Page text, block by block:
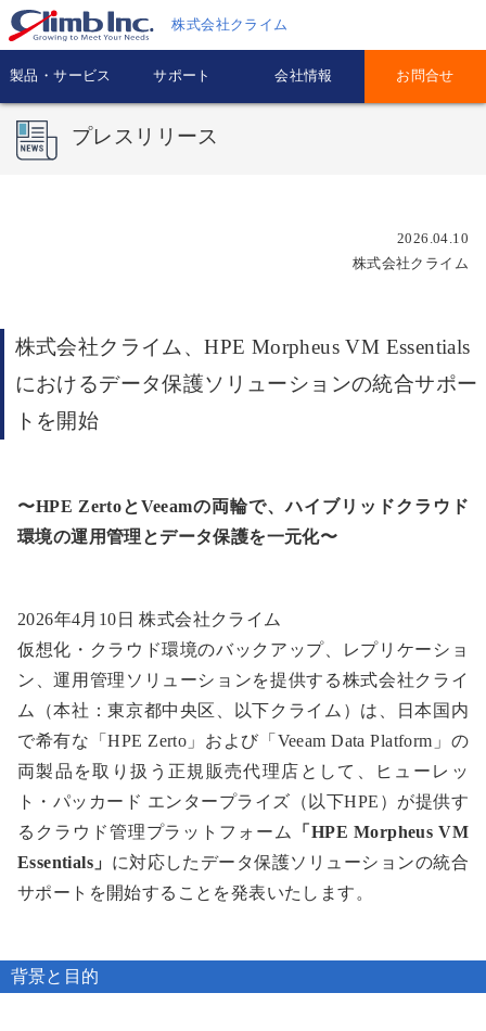
株式会社クライム
製品・サービス サポート 会社情報 お問合せ
プレスリリース
2026.04.10
株式会社クライム
株式会社クライム、HPE Morpheus VM Essentials
におけるデータ保護ソリューションの統合サポー
トを開始
〜HPE ZertoとVeeamの両輪で、ハイブリッドクラウド
環境の運用管理とデータ保護を一元化〜
2026年4月10日 株式会社クライム
仮想化・クラウド環境のバックアップ、レプリケーショ
ン、運用管理ソリューションを提供する株式会社クライ
ム（本社：東京都中央区、以下クライム）は、日本国内
で希有な「HPE Zerto」および「Veeam Data Platform」の
両製品を取り扱う正規販売代理店として、ヒューレッ
ト・パッカード エンタープライズ（以下HPE）が提供す
るクラウド管理プラットフォーム
「HPE Morpheus VM
Essentials」 に対応したデータ保護ソリューションの統合
サポートを開始することを発表いたします。
背景と目的